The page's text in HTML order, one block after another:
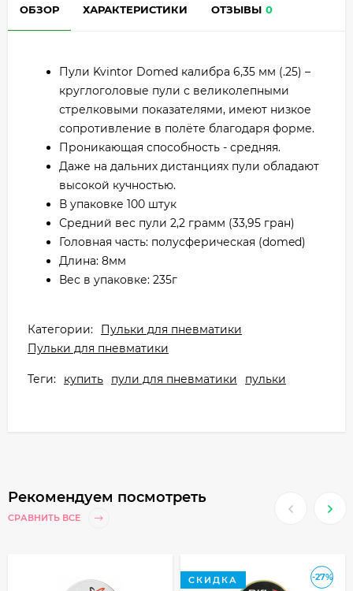
ОБЗОР ХАРАКТЕРИСТИКИ ОТЗЫВЫ 0
Пули Kvintor Domed калибра 6,35 мм (.25) –
круглоголовые пули с великолепными
стрелковыми показателями, имеют низкое
сопротивление в полёте благодаря форме.
Проникающая способность - средняя.
Даже на дальних дистанциях пули обладают
высокой кучностью.
В упаковке 100 штук
Средний вес пули 2,2 грамм (33,95 гран)
Головная часть: полусферическая (domed)
Длина: 8мм
Вес в упаковке: 235г
Категории:
Пульки для пневматики
Пульки для пневматики
Теги: купить пули для пневматики пульки
Рекомендуем посмотреть
СРАВНИТЬ ВСЕ
-27%
СКИДКА